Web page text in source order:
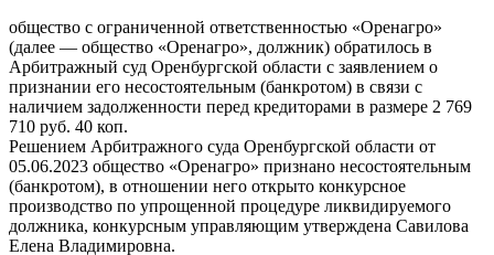
общество с ограниченной ответственностью «Оренагро»
(далее — общество «Оренагро», должник) обратилось в
Арбитражный суд Оренбургской области с заявлением о
признании его несостоятельным (банкротом) в связи с
наличием задолженности перед кредиторами в размере 2 769
710 руб. 40 коп.
Решением Арбитражного суда Оренбургской области от
05.06.2023 общество «Оренагро» признано несостоятельным
(банкротом), в отношении него открыто конкурсное
производство по упрощенной процедуре ликвидируемого
должника, конкурсным управляющим утверждена Савилова
Елена Владимировна.